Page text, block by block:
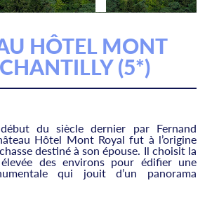
HÔTEL MONT
(5*)
du siècle dernier par Fernand
Hôtel Mont Royal fut à l’origine
destiné à son épouse. Il choisit la
des environs pour édifier une
qui jouit d’un panorama